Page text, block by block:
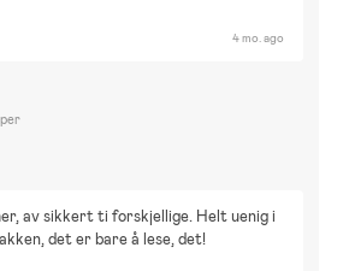
4 mo. ago
av sikkert ti forskjellige. Helt uenig i
det er bare å lese, det!